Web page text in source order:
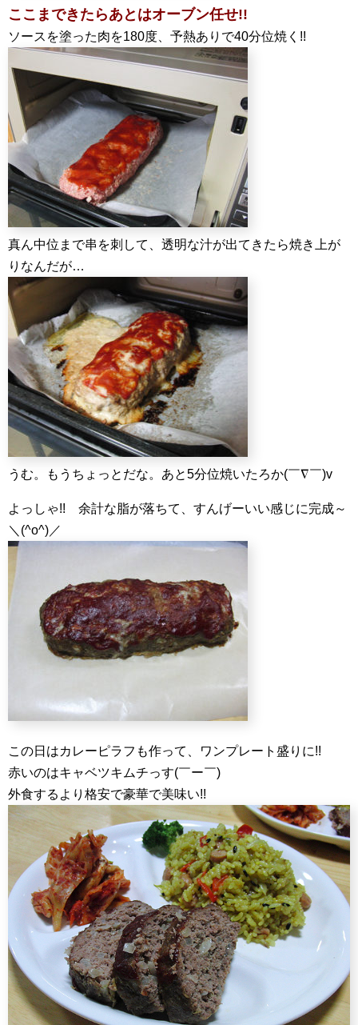
ここまできたらあとはオーブン任せ!!
ソースを塗った肉を180度、予熱ありで40分位焼く!!
真ん中位まで串を刺して、透明な汁が出てきたら焼き上が
りなんだが…
うむ。もうちょっとだな。あと5分位焼いたろか(￣∇￣)v
よっしゃ!! 余計な脂が落ちて、すんげーいい感じに完成～
＼(^o^)／
この日はカレーピラフも作って、ワンプレート盛りに!!
赤いのはキャベツキムチっす(￣ー￣)
外食するより格安で豪華で美味い!!